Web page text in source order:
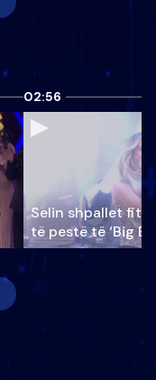
02:56
Selin shpallet
të pestë të ‘Big